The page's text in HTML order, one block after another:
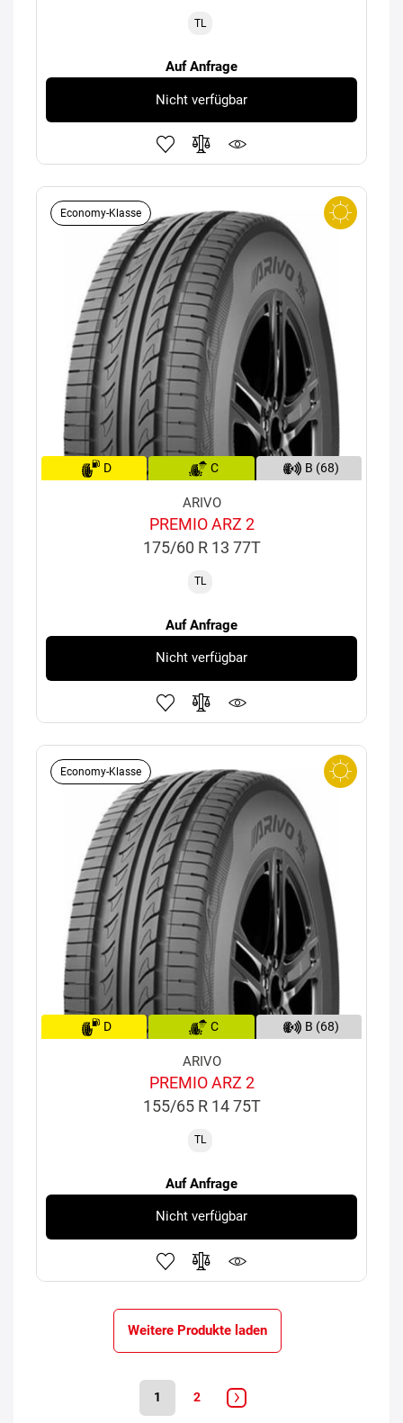
TL
Auf Anfrage
Nicht verfügbar
Economy-Klasse
D C B (68)
ARIVO
PREMIO ARZ 2
175/60 R 13 77T
TL
Auf Anfrage
Nicht verfügbar
Economy-Klasse
D C B (68)
ARIVO
PREMIO ARZ 2
155/65 R 14 75T
TL
Auf Anfrage
Nicht verfügbar
Weitere Produkte laden
1 2